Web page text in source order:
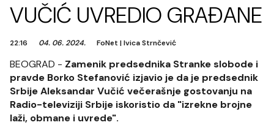
VUČIĆ UVREDIO GRAĐANE
22:16 04. 06. 2024. FoNet |Ivica Strnčević
BEOGRAD - Zamenik predsednika Stranke slobode i
pravde Borko Stefanović izjavio je da je predsednik
Srbije Aleksandar Vučić večerašnje gostovanju na
Radio-televiziji Srbije iskoristio da "izrekne brojne
laži, obmane i uvrede".